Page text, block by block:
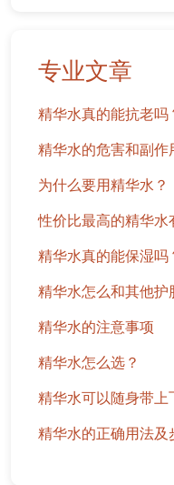
专业文章
精华水真的能抗老吗
精华水的危害和副作
为什么要用精华水？
性价比最高的精华水
精华水真的能保湿吗
精华水怎么和其他护
精华水的注意事项
精华水怎么选？
精华水可以随身带上
精华水的正确用法及